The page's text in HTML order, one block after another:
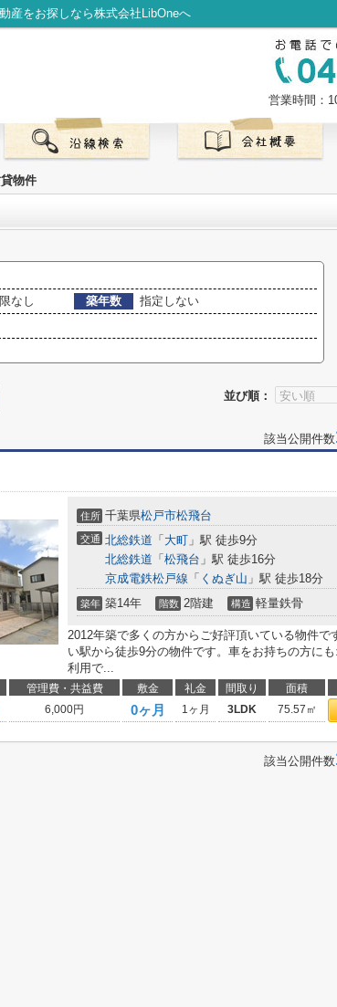
産をお探しなら株式会社LibOneへ
営業時間：
物件
なし 築年数
指定しない
並び順：
該当公開件数
住所 千葉県松戸市松飛台
交通 北総鉄道 「 大町 」駅 徒歩9分
北総鉄道 「 松飛台 」駅 徒歩16分
京成電鉄松戸線 「 くぬぎ山 」駅 徒歩18分
築年 築14年 階数 2階建 構造 軽量鉄骨
2012年築で多くの方からご好評頂いている物件で
い駅から徒歩9分の物件です。車をお持ちの方に
利用で...
管理費・共益費 敷金 礼金 間取り 面積
6,000円 0ヶ月 1ヶ月 3LDK 75.57㎡
該当公開件数